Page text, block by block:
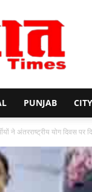
PUNJAB
ने अंतरराष्ट्रीय योग दिवस